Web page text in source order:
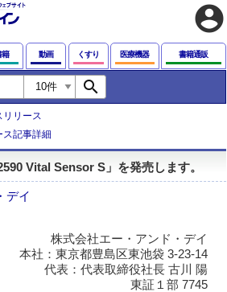
account_circle
籍 動画 くすり 医療機器 書籍通販
search
リリース
ス記事詳細
Vital Sensor S」を発売します。
デイ
株式会社エー・アンド・デイ
本社：東京都豊島区東池袋 3-23-14
代表：代表取締役社長 古川 陽
東証１部 7745